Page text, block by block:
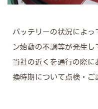
バッテリーの状況によ
ン始動の不調等が発生し
当社の近くを通行の際
換時期について点検・ご